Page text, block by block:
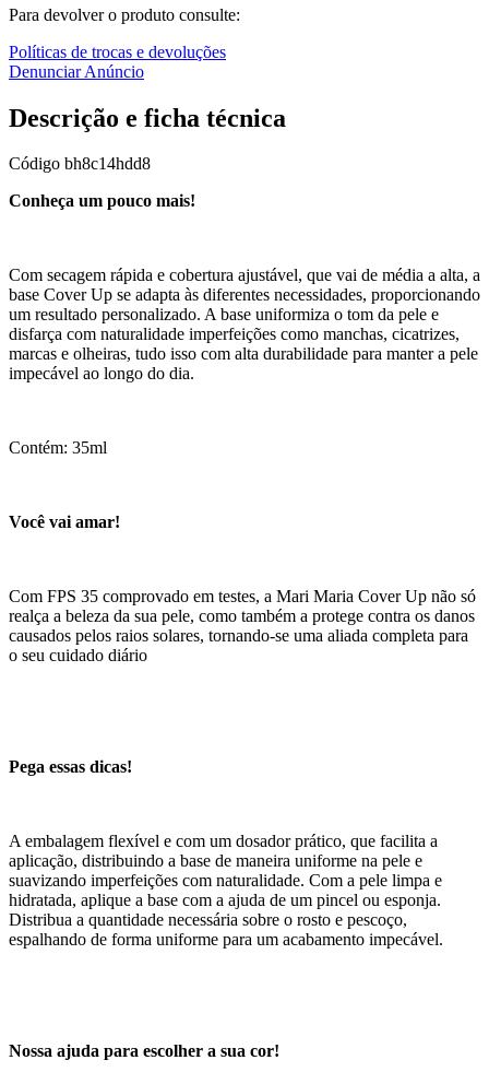
Para devolver o produto consulte:
Políticas de trocas e devoluções
Denunciar Anúncio
Descrição e ficha técnica
Código bh8c14hdd8
Conheça um pouco mais!
Com secagem rápida e cobertura ajustável, que vai de média a alta, a
base Cover Up se adapta às diferentes necessidades, proporcionando
um resultado personalizado. A base uniformiza o tom da pele e
disfarça com naturalidade imperfeições como manchas, cicatrizes,
marcas e olheiras, tudo isso com alta durabilidade para manter a pele
impecável ao longo do dia.
Contém: 35ml
Você vai amar!
Com FPS 35 comprovado em testes, a Mari Maria Cover Up não só
realça a beleza da sua pele, como também a protege contra os danos
causados pelos raios solares, tornando-se uma aliada completa para
o seu cuidado diário
Pega essas dicas!
A embalagem flexível e com um dosador prático, que facilita a
aplicação, distribuindo a base de maneira uniforme na pele e
suavizando imperfeições com naturalidade. Com a pele limpa e
hidratada, aplique a base com a ajuda de um pincel ou esponja.
Distribua a quantidade necessária sobre o rosto e pescoço,
espalhando de forma uniforme para um acabamento impecável.
Nossa ajuda para escolher a sua cor!